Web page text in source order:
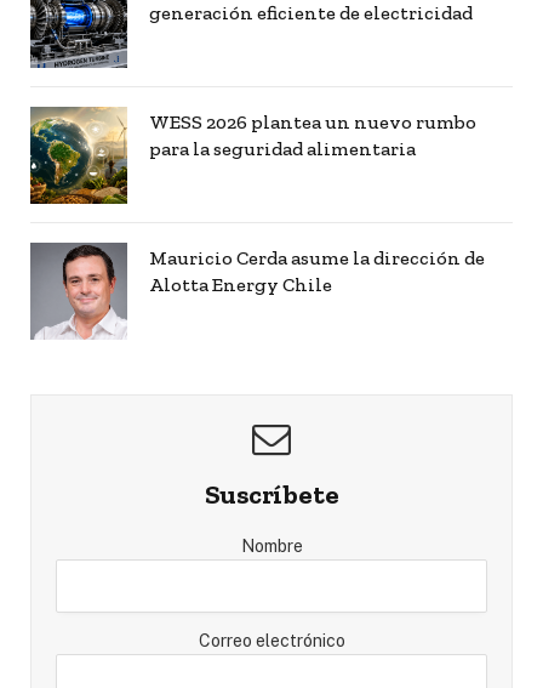
generación eficiente de electricidad
WESS 2026 plantea un nuevo rumbo
para la seguridad alimentaria
Mauricio Cerda asume la dirección de
Alotta Energy Chile
Suscríbete
Nombre
Correo electrónico